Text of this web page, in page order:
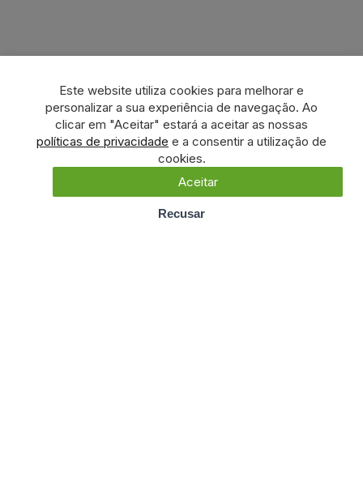
Este website utiliza cookies para melhorar e
personalizar a sua experiência de navegação. Ao
clicar em "Aceitar" estará a aceitar as nossas
políticas de privacidade e a consentir a utilização de
cookies.
Aceitar
Recusar